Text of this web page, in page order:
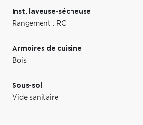
Inst. laveuse-sécheuse
Rangement : RC
Armoires de cuisine
Bois
Sous-sol
Vide sanitaire